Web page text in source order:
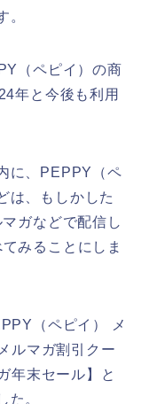
。
（ペピイ）の商
年と今後も利用
に、PEPPY（ペ
は、もしかした
ガなどで配信し
みることにしま
（ペピイ） メ
ルマガ割引クー
年末セール】と
た。